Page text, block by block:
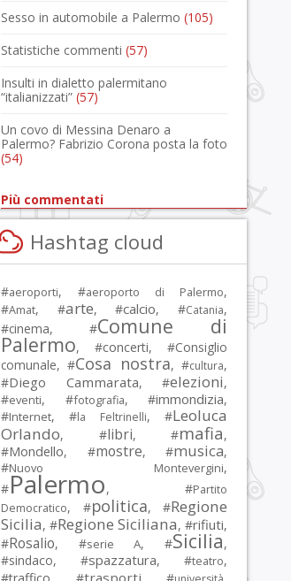
Sesso in automobile a Palermo (105)
Statistiche commenti (57)
Insulti in dialetto palermitano
“italianizzati” (57)
Un covo di Messina Denaro a
Palermo? Fabrizio Corona posta la foto
(54)
Più commentati
Hashtag cloud
#aeroporti, #aeroporto di Palermo,
#Amat, #arte, #calcio, #Catania,
#cinema, #Comune di
Palermo, #concerti, #Consiglio
comunale, #Cosa nostra, #cultura,
#Diego Cammarata, #elezioni,
#eventi, #fotografia, #immondizia,
#Internet, #la Feltrinelli, #Leoluca
Orlando, #libri, #mafia,
#Mondello, #mostre, #musica,
#Nuovo Montevergini,
#Palermo, #Partito
Democratico, #politica, #Regione
Sicilia, #Regione Siciliana, #rifiuti,
#Rosalio, #serie A, #Sicilia,
#sindaco, #spazzatura, #teatro,
trasporti